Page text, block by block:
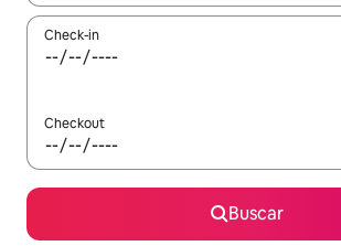
Check-in
Checkout
Buscar